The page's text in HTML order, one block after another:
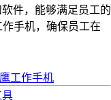
件，能够满足员工的
手机，确保员工在
工作手机
具